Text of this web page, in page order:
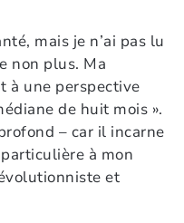
mais je n’ai pas lu
non plus. Ma
à une perspective
de huit mois ».
– car il incarne
à mon
et